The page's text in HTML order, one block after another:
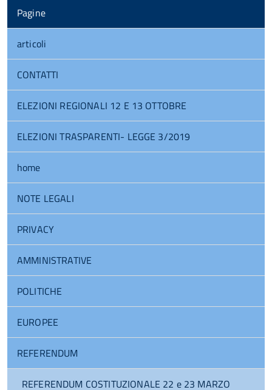
Pagine
articoli
CONTATTI
ELEZIONI REGIONALI 12 E 13 OTTOBRE
ELEZIONI TRASPARENTI- LEGGE 3/2019
home
NOTE LEGALI
PRIVACY
AMMINISTRATIVE
POLITICHE
EUROPEE
REFERENDUM
REFERENDUM COSTITUZIONALE 22 e 23 MARZO